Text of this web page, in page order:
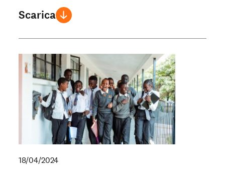
Scarica
18/04/2024